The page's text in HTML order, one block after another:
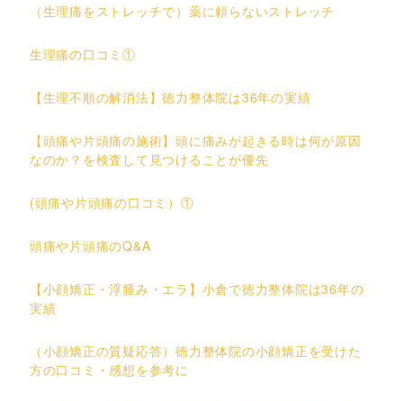
（生理痛をストレッチで）薬に頼らないストレッチ
生理痛の口コミ①
【生理不順の解消法】徳力整体院は36年の実績
【頭痛や片頭痛の施術】頭に痛みが起きる時は何が原因
なのか？を検査して見つけることが優先
(頭痛や片頭痛の口コミ）①
頭痛や片頭痛のQ&A
【小顔矯正・浮腫み・エラ】小倉で徳力整体院は36年の
実績
（小顔矯正の質疑応答）徳力整体院の小顔矯正を受けた
方の口コミ・感想を参考に